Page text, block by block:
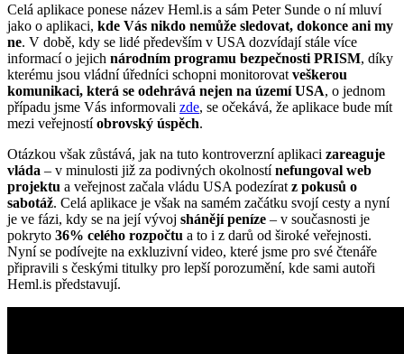
Celá aplikace ponese název Heml.is a sám Peter Sunde o ní mluví
jako o aplikaci, kde Vás nikdo nemůže sledovat, dokonce ani my
ne. V době, kdy se lidé především v USA dozvídají stále více
informací o jejich národním programu bezpečnosti PRISM, díky
kterému jsou vládní úředníci schopni monitorovat veškerou
komunikaci, která se odehrává nejen na území USA, o jednom
případu jsme Vás informovali zde, se očekává, že aplikace bude mít
mezi veřejnostíobrovský úspěch.
Otázkou však zůstává, jak na tuto kontroverzní aplikaci zareaguje
vláda – v minulosti již za podivných okolnostínefungoval web
projektu a veřejnost začala vládu USA podezírat z pokusů o
sabotáž. Celá aplikace je však na samém začátku svojí cesty a nyní
je ve fázi, kdy se na její vývoj shánějí peníze – v současnosti je
pokryto 36% celého rozpočtu a to i z darů od široké veřejnosti.
Nyní se podívejte na exkluzivní video, které jsme pro své čtenáře
připravili s českými titulky pro lepší porozumění, kde sami autoři
Heml.is představují.